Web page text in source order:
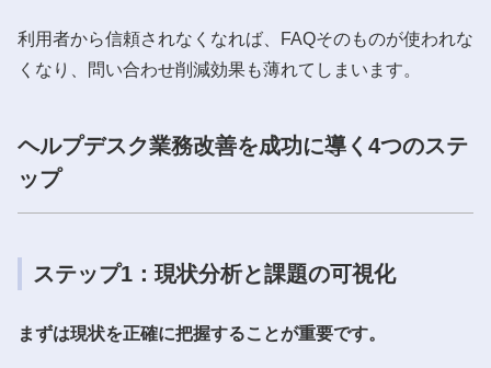
利用者から信頼されなくなれば、FAQそのものが使われな
くなり、問い合わせ削減効果も薄れてしまいます。
ヘルプデスク業務改善を成功に導く4つのステ
ップ
ステップ1：現状分析と課題の可視化
まずは現状を正確に把握することが重要です。